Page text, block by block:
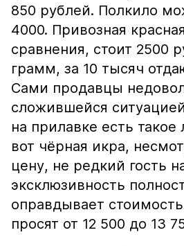
850 рублей. Полкило
4000. Привозная
сравнения, стоит 2500
грамм, за 10 тысяч
Сами продавцы
сложившейся
на прилавке есть такое
вот чёрная икра,
цену, не редкий гость
эксклюзивность
оправдывает
просят от 12 500 до 13